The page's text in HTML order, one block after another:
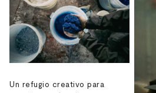
Un refugio creativo para